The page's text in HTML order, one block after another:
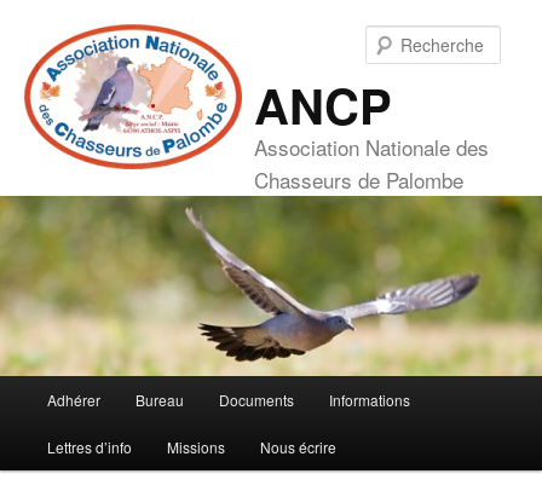
contenu
principal
ANCP
Association Nationale des
Chasseurs de Palombe
principal
Adhérer Bureau Documents Informations
Lettres d’info Missions Nous écrire